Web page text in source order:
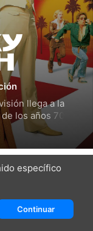
llega a la
los años 70.
Ken "Hutch"
encubiertos.
para
del informante
Feldman.
específico
Continuar